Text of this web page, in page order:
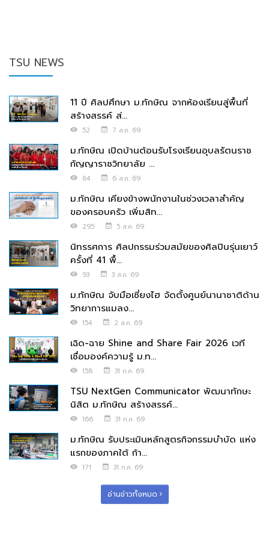
TSU NEWS
11 ปี ศิลปศึกษา ม.ทักษิณ จากห้องเรียนสู่พื้นที่
สร้างสรรค์ ส่...
52 7 ส.ค. 69
ม.ทักษิณ เปิดบ้านต้อนรับโรงเรียนอุบลรัตนราช
กัญญาราชวิทยาลัย ...
64 6 ส.ค. 69
ม.ทักษิณ เคียงข้างพนักงานในช่วงเวลาสำคัญ
ของครอบครัว เพิ่มสิท...
295 5 ส.ค. 69
นิทรรศการ ศิลปกรรมร่วมสมัยของศิลปินรุ่นเยาว์
ครั้งที่ 41 พื้...
93 3 ส.ค. 69
ม.ทักษิณ จับมือเซี่ยงไฮ จัดตั้งศูนย์นานาชาติด้าน
วิทยาการแมลง...
154 2 ส.ค. 69
เฉิด-ฉาย Shine and Share Fair 2026 เวที
เชื่อมองค์ความรู้ ม.ท...
158 31 ก.ค. 69
TSU NextGen Communicator พัฒนาทักษะ
นิสิต ม.ทักษิณ สร้างสรรค์...
166 31 ก.ค. 69
ม.ทักษิณ รับประเมินหลักสูตรกิจกรรมบำบัด แห่ง
แรกของภาคใต้ ก้า...
171 31 ก.ค. 69
อ่านข่าวทั้งหมด